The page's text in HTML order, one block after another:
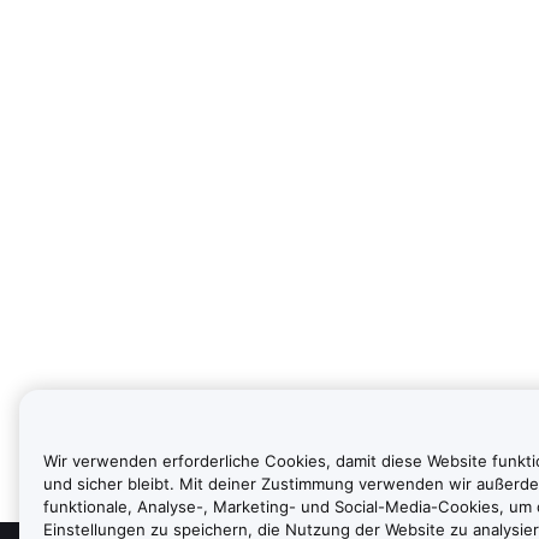
Wir verwenden erforderliche Cookies, damit diese Website
und sicher bleibt. Mit deiner Zustimmung verwenden wir
funktionale, Analyse-, Marketing- und Social-Media-Cookies, um
Einstellungen zu speichern, die Nutzung der Website zu